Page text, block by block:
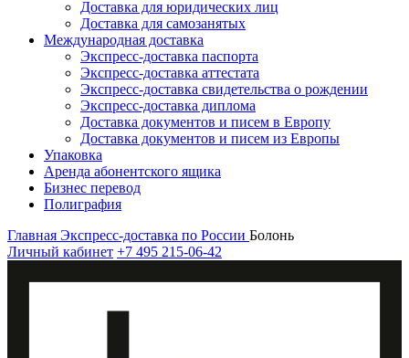
Доставка для юридических лиц
Доставка для самозанятых
Международная доставка
Экспресс-доставка паспорта
Экспресс-доставка аттестата
Экспресс-доставка свидетельства о рождении
Экспресс-доставка диплома
Доставка документов и писем в Европу
Доставка документов и писем из Европы
Упаковка
Аренда абонентского ящика
Бизнес перевод
Полиграфия
Главная Экспресс-доставка по России Болонь
Личный кабинет +7 495 215-06-42